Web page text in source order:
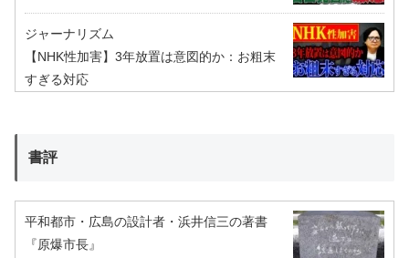
ジャーナリズム
【NHK性加害】3年放置は意図的か：お粗末
すぎる対応
書評
平和都市・広島の設計者・浜井信三の著書
『原爆市長』